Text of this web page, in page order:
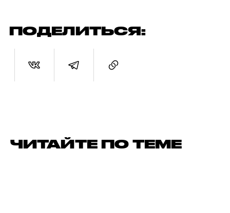
ПОДЕЛИТЬСЯ:
ЧИТАЙТЕ ПО ТЕМЕ